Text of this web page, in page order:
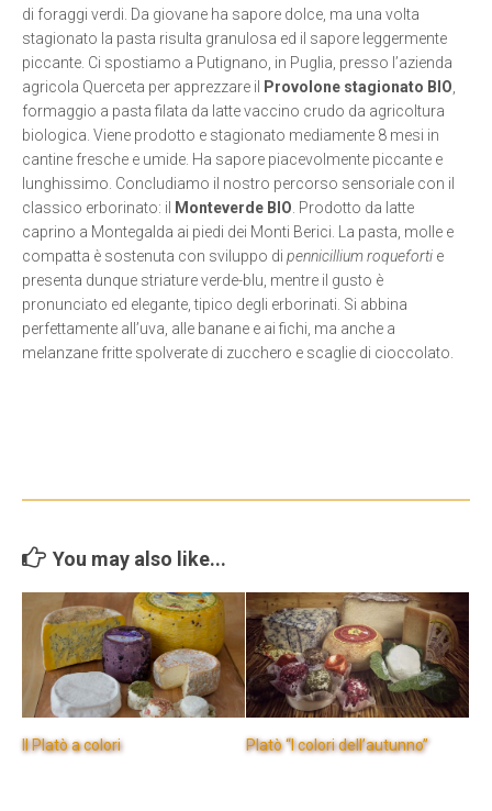
di foraggi verdi. Da giovane ha sapore dolce, ma una volta
stagionato la pasta risulta granulosa ed il sapore leggermente
piccante. Ci spostiamo a Putignano, in Puglia, presso l’azienda
agricola Querceta per apprezzare il
Provolone stagionato BIO
formaggio a pasta filata da latte vaccino crudo da agricoltura
biologica. Viene prodotto e stagionato mediamente 8 mesi in
cantine fresche e umide. Ha sapore piacevolmente piccante e
lunghissimo. Concludiamo il nostro percorso sensoriale con il
classico erborinato: il
Monteverde BIO . Prodotto da latte
caprino a Montegalda ai piedi dei Monti Berici. La pasta, molle e
compatta è sostenuta con sviluppo di pennicillium roqueforti e
presenta dunque striature verde-blu, mentre il gusto è
pronunciato ed elegante, tipico degli erborinati. Si abbina
perfettamente all’uva, alle banane e ai fichi, ma anche a
melanzane fritte spolverate di zucchero e scaglie di cioccolato.
You may also like...
Il Platò a colori Platò “I colori dell’autunno”